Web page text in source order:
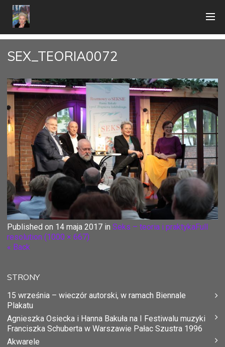
SEX_TEORIA0072
Published on 14 maja 2017 in Seks – teoria i praktykaFull
resolution (1000 × 667)
« Back
STRONY
15 września – wieczór autorski, w ramach Biennale
Plakatu
Agnieszka Osiecka i Hanna Bakuła na I Festiwalu muzyki
Franciszka Schuberta w Warszawie Pałac Szustra 1996
Akwarele